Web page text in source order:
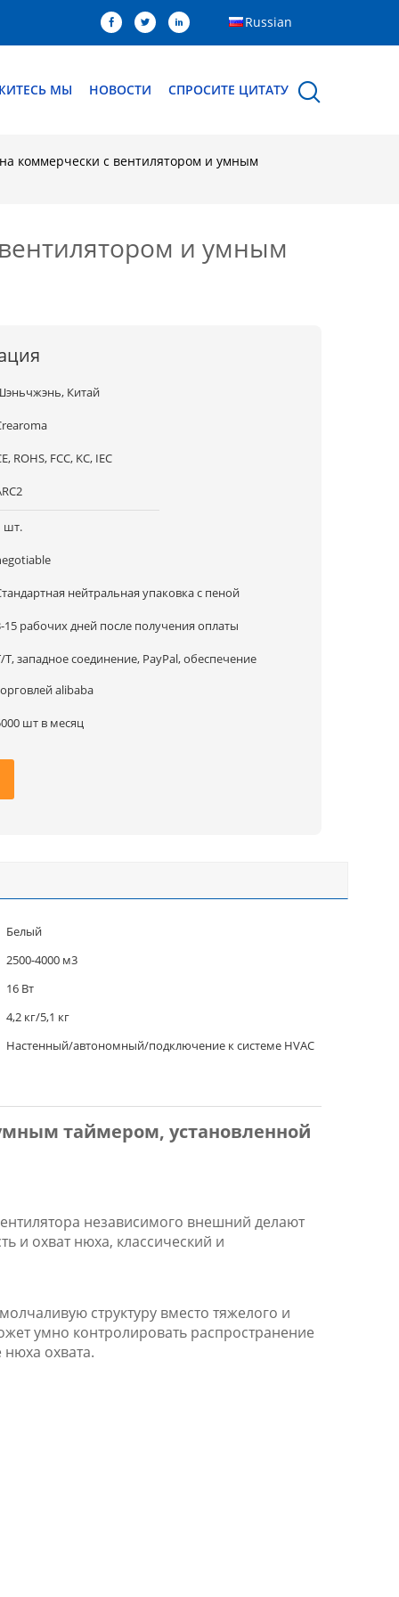
Russian
МЫ НОВОСТИ СПРОСИТЕ ЦИТАТУ
коммерчески с вентилятором и умным
и умным
Китай
ROHS, FCC, KC, IEC
шт.
нейтральная упаковка с пеной
15 рабочих дней после получения оплаты
T, западное соединение, PayPal, обеспечение
alibaba
шт в месяц
Белый
2500-4000 м3
16 Вт
4,2 кг/5,1 кг
Настенный/автономный/подключение к системе HVAC
таймером, установленной
независимого внешний делают
и охват нюха, классический и
структуру вместо тяжелого и
умно контролировать распространение
охвата.